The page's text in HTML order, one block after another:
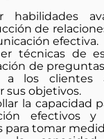
habilidades
de
efectiva.
técnicas de
de
a los clientes
sus objetivos.
la capacidad
efectivos
para tomar